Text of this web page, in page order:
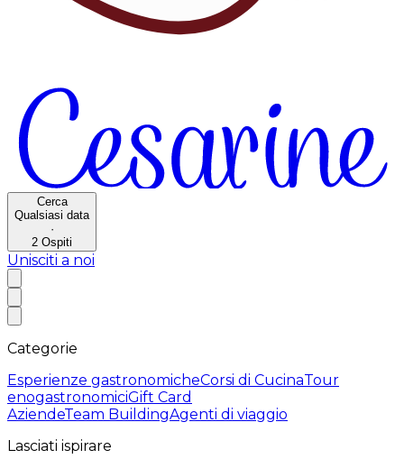
Cerca
Qualsiasi data
·
2 Ospiti
Unisciti a noi
Categorie
Esperienze gastronomicheCorsi di CucinaTour
enogastronomiciGift Card
AziendeTeam BuildingAgenti di viaggio
Lasciati ispirare